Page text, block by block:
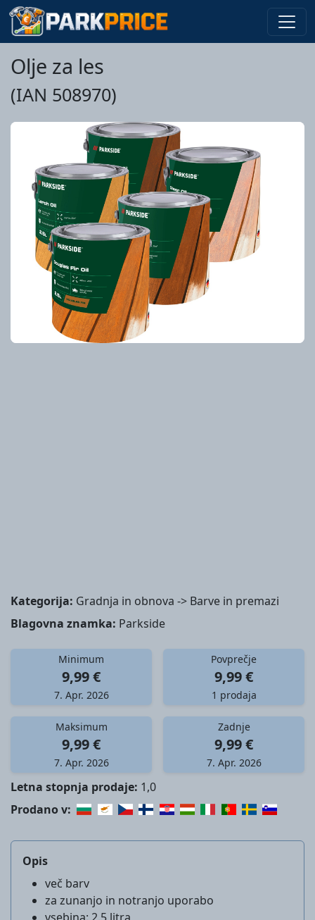
Olje za les
(IAN 508970)
Kategorija: Gradnja in obnova -> Barve in premazi
Blagovna znamka: Parkside
Minimum
9,99 €
7. Apr. 2026
Povprečje
9,99 €
1 prodaja
Maksimum
9,99 €
7. Apr. 2026
Zadnje
9,99 €
7. Apr. 2026
Letna stopnja prodaje: 1,0
Prodano v:
Opis
več barv
za zunanjo in notranjo uporabo